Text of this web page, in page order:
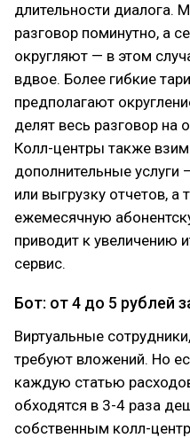
длительности диалога.
разговор поминутно, а
округляют — в этом
вдвое. Более гибкие
предполагают
делят весь разговор на
Колл-центры также
дополнительные услуги
или выгрузку отчетов, а
ежемесячную
приводит к увеличению
сервис.
Бот: от 4 до 5 рублей
Виртуальные
требуют вложений. Но
каждую статью
обходятся в 3-4 раза
собственным колл-